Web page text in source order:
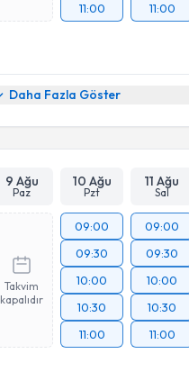
11:00
11:00
Daha Fazla Göster
9 Ağu
Paz
10 Ağu
Pzt
11 Ağu
Sal
Takvim
kapalıdır
09:00
09:30
10:00
10:30
11:00
09:00
09:30
10:00
10:30
11:00